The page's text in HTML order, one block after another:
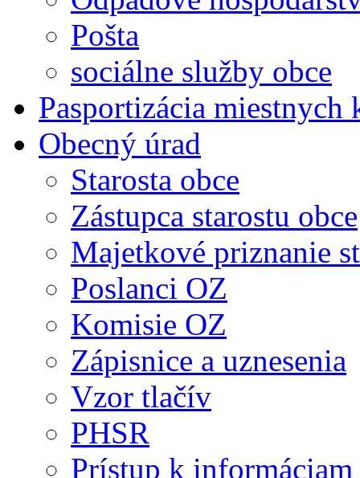
Pošta
sociálne služby obce
Pasportizácia
Obecný úrad
Starosta obce
Zástupca starostu obce
Majetkové priznanie
Poslanci OZ
Komisie OZ
Zápisnice a uznesenia
Vzor tlačív
PHSR
Prístup k